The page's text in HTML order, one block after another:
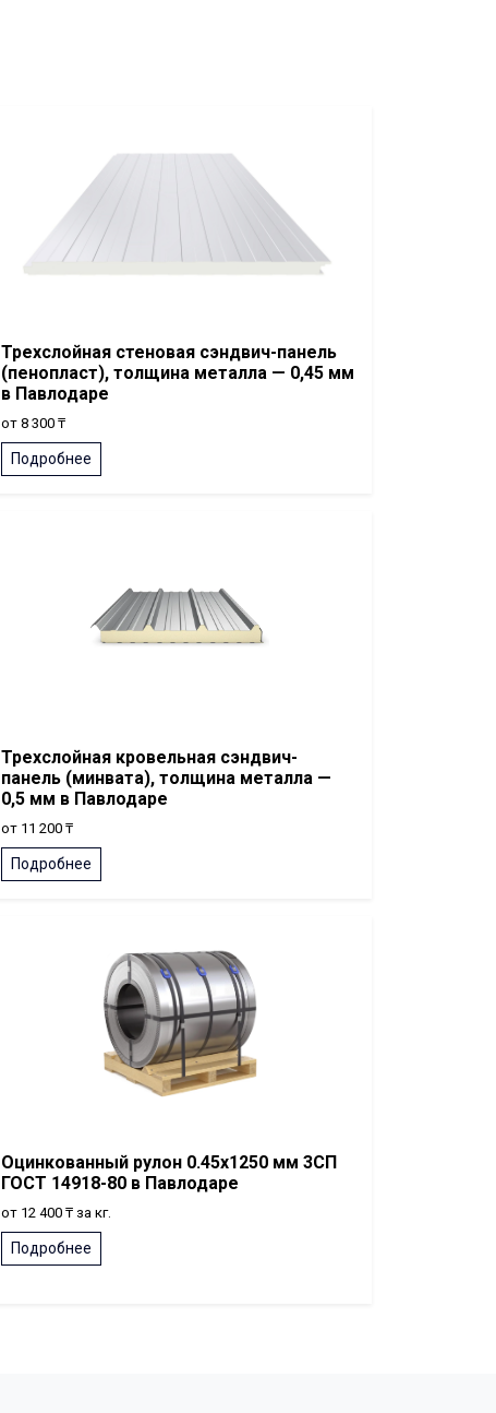
Трехслойная стеновая сэндвич-панель
(пенопласт), толщина металла — 0,45 мм
в Павлодаре
от 8 300 ₸
Подробнее
Трехслойная кровельная сэндвич-
панель (минвата), толщина металла —
0,5 мм в Павлодаре
от 11 200 ₸
Подробнее
Оцинкованный рулон 0.45x1250 мм 3СП
ГОСТ 14918-80 в Павлодаре
от 12 400 ₸ за кг.
Подробнее